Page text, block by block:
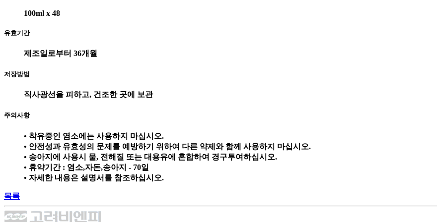
100ml x 48
유효기간
제조일로부터 36개월
저장방법
직사광선을 피하고, 건조한 곳에 보관
주의사항
• 착유중인 염소에는 사용하지 마십시오.
• 안전성과 유효성의 문제를 예방하기 위하여 다른 약제와 함께 사용하지 마십시오.
• 송아지에 사용시 물, 전해질 또는 대용유에 혼합하여 경구투여하십시오.
• 휴약기간 : 염소,자돈,송아지 - 70일
• 자세한 내용은 설명서를 참조하십시오.
목록